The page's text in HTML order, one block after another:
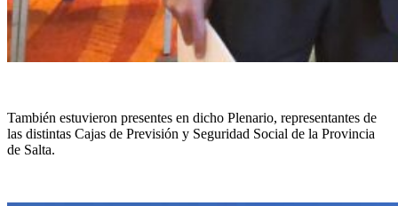
También estuvieron presentes en dicho Plenario, representantes de
las distintas Cajas de Previsión y Seguridad Social de la Provincia
de Salta.